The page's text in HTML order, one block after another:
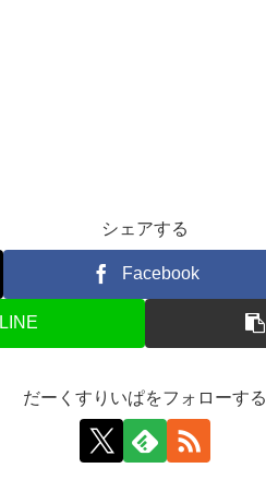
シェアする
Facebook
LINE
だーくすりいぱをフォローする